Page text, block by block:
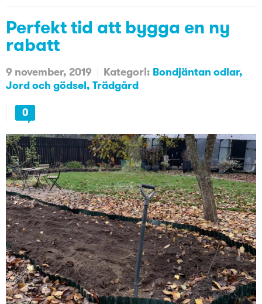
Perfekt tid att bygga en ny
rabatt
9 november, 2019 Kategori: Bondjäntan odlar
Jord och gödsel Trädgård
0